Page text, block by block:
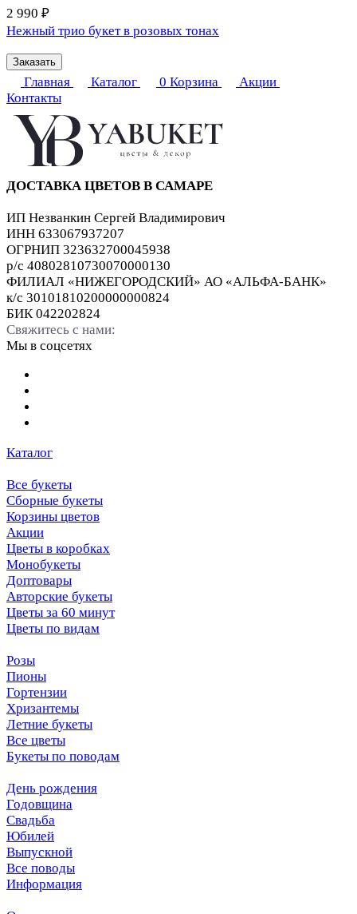
2 990 ₽
Нежный трио букет в розовых тонах
Заказать
Главная Каталог 0 Корзина
Акции
Контакты
ДОСТАВКА ЦВЕТОВ В САМАРЕ
ИП Незванкин Сергей Владимирович
ИНН 633067937207
ОГРНИП 323632700045938
р/с 40802810730070000130
ФИЛИАЛ «НИЖЕГОРОДСКИЙ» АО «АЛЬФА-БАНК»
к/с 30101810200000000824
БИК 042202824
Свяжитесь с нами:
Мы в соцсетях
Каталог
Все букеты
Сборные букеты
Корзины цветов
Акции
Цветы в коробках
Монобукеты
Доптовары
Авторские букеты
Цветы за 60 минут
Цветы по видам
Розы
Пионы
Гортензии
Хризантемы
Летние букеты
Все цветы
Букеты по поводам
День рождения
Годовщина
Свадьба
Юбилей
Выпускной
Все поводы
Информация